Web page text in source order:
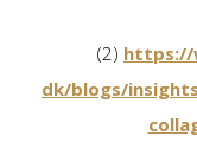
(2) https://
dk/blogs/